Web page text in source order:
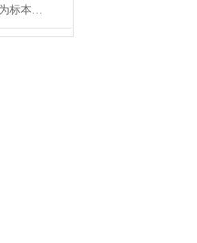
标本采集制作箱缓解了为标本制作带来的麻烦